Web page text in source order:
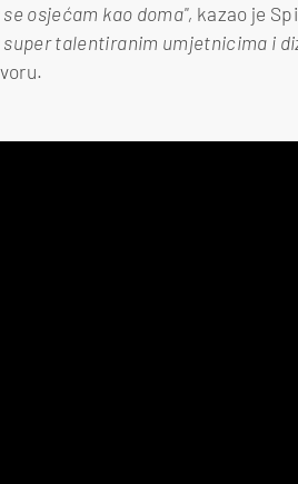
osjećam kao doma", kazao je
talentiranim umjetnicima i